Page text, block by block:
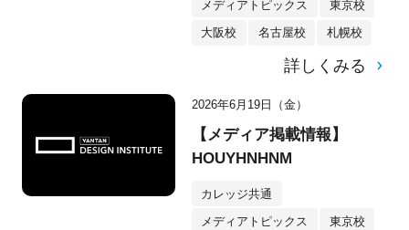
メディアトピックス 東京校
大阪校 名古屋校 札幌校
詳しくみる
2026年6月19日（金）
【メディア掲載情報】
HOUYHNHNM
カレッジ共通
メディアトピックス 東京校